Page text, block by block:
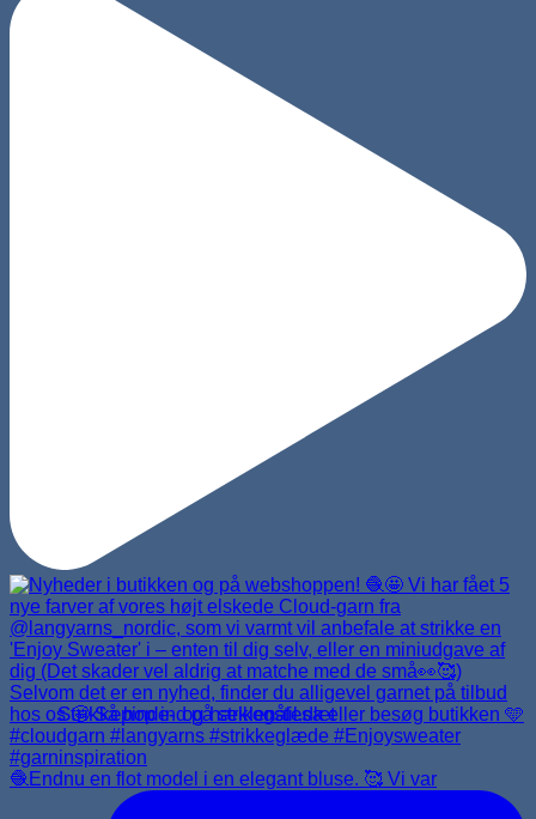
Strikkepinde- og hæklenålesæt
🧶Endnu en flot model i en elegant bluse. 🥰 Vi var